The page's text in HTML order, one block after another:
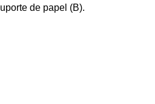
de papel (B).